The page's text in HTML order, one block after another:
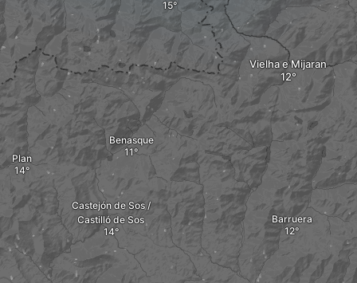
Benasque
Castejón de Sos /
Castilló de Sos
Plan
Vielha e Mijaran
Barruera